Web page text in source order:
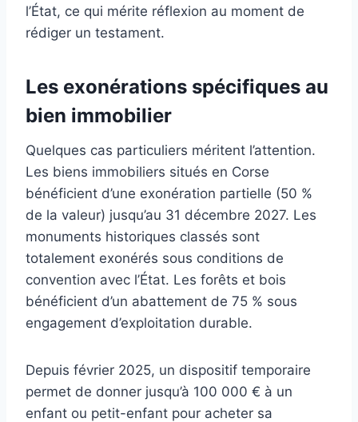
l’État, ce qui mérite réflexion au moment de
rédiger un testament.
Les exonérations spécifiques au
bien immobilier
Quelques cas particuliers méritent l’attention.
Les biens immobiliers situés en Corse
bénéficient d’une exonération partielle (50 %
de la valeur) jusqu’au 31 décembre 2027. Les
monuments historiques classés sont
totalement exonérés sous conditions de
convention avec l’État. Les forêts et bois
bénéficient d’un abattement de 75 % sous
engagement d’exploitation durable.
Depuis février 2025, un dispositif temporaire
permet de donner jusqu’à 100 000 € à un
enfant ou petit-enfant pour acheter sa